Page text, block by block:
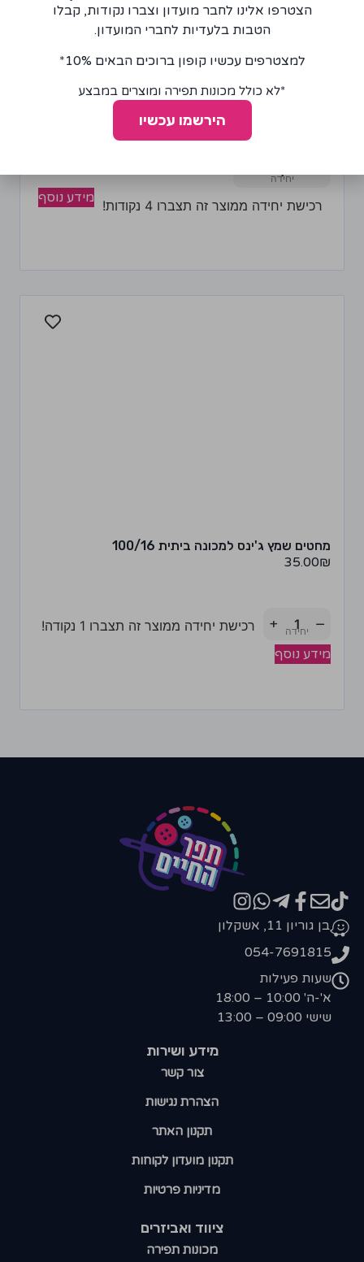
−
+
רכישת יחידה ממוצר זה תצברו 4 נקודות! מידע נוסף
מחטים שמץ ג'ינס למכונה ביתית 100/16
35.00₪
−
+
רכישת יחידה ממוצר זה תצברו 1 נקודה!
מידע נוסף
ציווד ואביזרים
מכונות תפירה
מידע ושירות
צור קשר
הצהרת נגישות
תקנון האתר
תקנון מועדון לקוחות
מדיניות פרטיות
בן גוריון 11, אשקלון
054-7691815
שעות פעילות
א'-ה' 10:00 – 18:00
שישי 09:00 – 13:00
הצטרפו אלינו לחבר מועדון וצברו נקודות, קבלו
הטבות בלעדיות לחברי המועדון.
למצטרפים עכשיו קופון ברוכים הבאים 10%*
*לא כולל מכונות תפירה ומוצרים במבצע
הירשמו עכשיו